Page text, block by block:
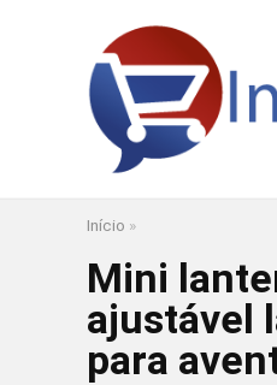
Início »
Mini
ajustável
para